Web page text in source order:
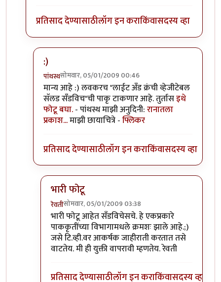
प्रतिसाद देण्यासाठीलॉग इन कराकिंवासदस्य व्हा
:)
पांथस्थसोमवार, 05/01/2009 00:46
In reply to+१byपरिकथेतील राजकुमार
मान्य आहे :) लवकरच "लाईट अँड क्रंची व्हेजीटेबल
सॅलड सँडविच"ची पाकृ टाकणार आहे. तुर्तासइथे
फोटू बघा.- पांथस्थ माझी अनुदिनी:रानातला
प्रकाश...माझी छायाचित्रे -फ्लिकर
प्रतिसाद देण्यासाठीलॉग इन कराकिंवासदस्य व्हा
भारी फोटू
रेवतीसोमवार, 05/01/2009 03:38
In reply to:)byपांथस्थ
भारी फोटू आहेत सँडविचेसचे. हे एकप्रकारे
पाककृतींच्या विभागामधले क्रमशः झाले आहे.;)
जसे टि.व्ही.वर आकर्षक जाहीराती करतात तसे
वाटतेय. मी ही युक्ती वापरावी म्हणतेय. रेवती
प्रतिसाद देण्यासाठीलॉग इन कराकिंवासदस्य व्हा